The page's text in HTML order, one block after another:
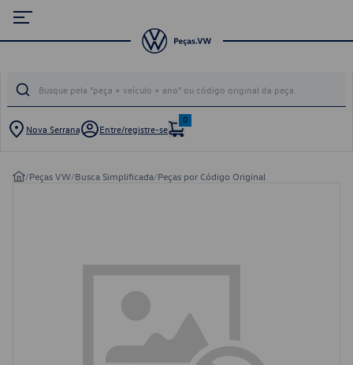
Nova Serrana Entre/registre-se
0
/Peças VW/Busca Simplificada/Peças por Código Original